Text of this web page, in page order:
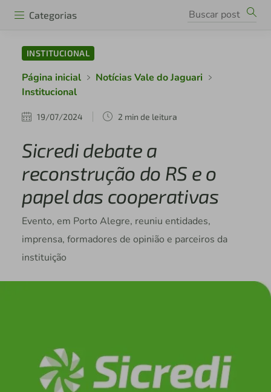
Categorias
INSTITUCIONAL
Página inicial
Notícias Vale do Jaguari
Institucional
19/07/2024 2 min de leitura
Sicredi debate a
reconstrução do RS e o
papel das cooperativas
Evento, em Porto Alegre, reuniu entidades,
imprensa, formadores de opinião e parceiros da
instituição